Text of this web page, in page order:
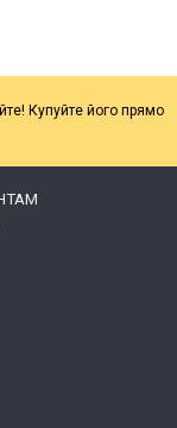
Купуйте його прямо